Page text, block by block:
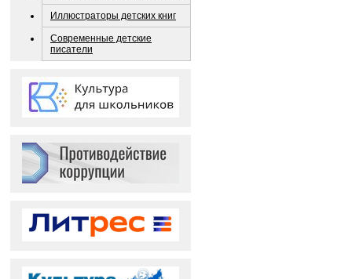
Иллюстраторы детских книг
Современные детские
писатели